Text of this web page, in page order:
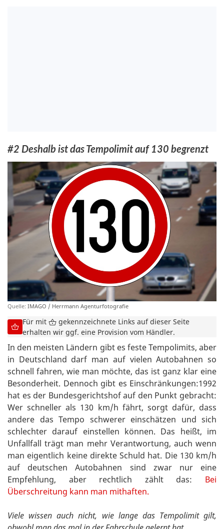
#2 Deshalb ist das Tempolimit auf 130 begrenzt
Quelle: IMAGO / Herrmann Agenturfotografie
Für mit
gekennzeichnete Links auf dieser Seite
erhalten wir ggf. eine Provision vom Händler.
In den meisten Ländern gibt es feste Tempolimits, aber
in Deutschland darf man auf vielen Autobahnen so
schnell fahren, wie man möchte, das ist ganz klar eine
Besonderheit. Dennoch gibt es Einschränkungen:1992
hat es der Bundesgerichtshof auf den Punkt gebracht:
Wer schneller als 130 km/h fährt, sorgt dafür, dass
andere das Tempo schwerer einschätzen und sich
schlechter darauf einstellen können. Das heißt, im
Unfallfall trägt man mehr Verantwortung, auch wenn
man eigentlich keine direkte Schuld hat. Die 130 km/h
auf deutschen Autobahnen sind zwar nur eine
Empfehlung, aber rechtlich zählt das: Bei
Überschreitung kann man mithaften.
Viele wissen auch nicht, wie lange das Tempolimit gilt,